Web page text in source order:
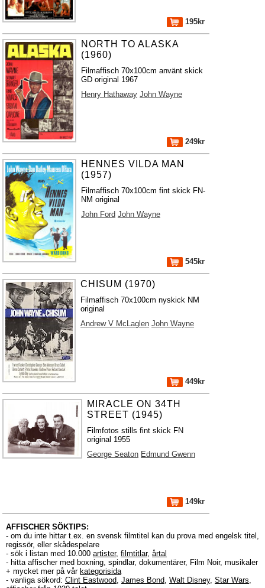
195kr
NORTH TO ALASKA
(1960)
Filmaffisch 70x100cm använt skick
GD original 1967
Henry Hathaway John Wayne
249kr
HENNES VILDA MAN
(1957)
Filmaffisch 70x100cm fint skick FN-
NM original
John Ford John Wayne
545kr
CHISUM (1970)
Filmaffisch 70x100cm nyskick NM
original
Andrew V McLaglen John Wayne
449kr
MIRACLE ON 34TH
STREET (1945)
Filmfotos stills fint skick FN
original 1955
George Seaton Edmund Gwenn
149kr
AFFISCHER SÖKTIPS:
- om du inte hittar t.ex. en svensk filmtitel kan du prova med engelsk titel,
regissör, eller skådespelare
- sök i listan med 10.000 artister, filmtitlar, årtal
- hitta affischer med boxning, spindlar, dokumentärer, Film Noir, musikaler
+ mycket mer på vår kategorisida
- vanliga sökord: Clint Eastwood, James Bond, Walt Disney, Star Wars,